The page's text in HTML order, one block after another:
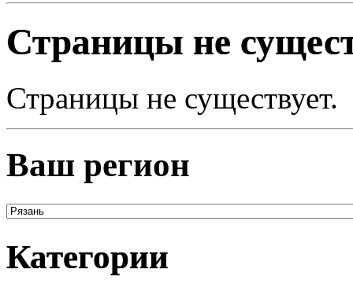
Страницы не
Страницы не существует.
Ваш регион
Категории